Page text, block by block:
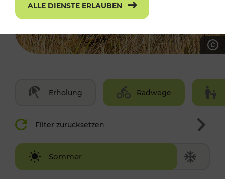
Erholung Radwege
Filter zurücksetzen
Sommer
Winter
ALLE DIENSTE ERLAUBEN